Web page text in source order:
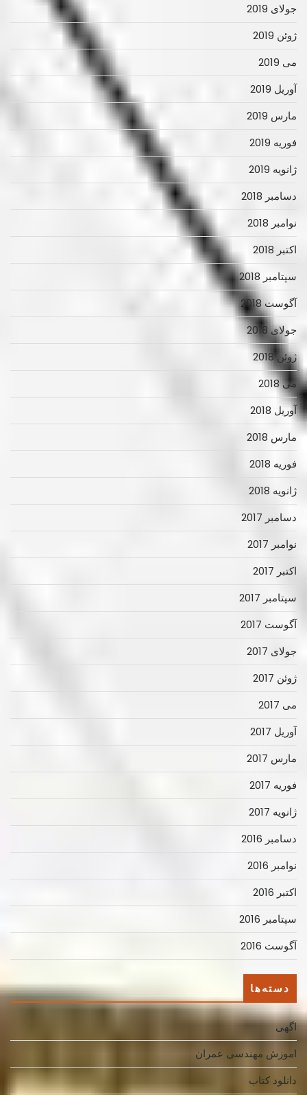
جولای 2019
ژوئن 2019
می 2019
آوریل 2019
مارس 2019
فوریه 2019
ژانویه 2019
دسامبر 2018
نوامبر 2018
اکتبر 2018
سپتامبر 2018
آگوست 2018
جولای 2018
ژوئن 2018
می 2018
آوریل 2018
مارس 2018
فوریه 2018
ژانویه 2018
دسامبر 2017
نوامبر 2017
اکتبر 2017
سپتامبر 2017
آگوست 2017
جولای 2017
ژوئن 2017
می 2017
آوریل 2017
مارس 2017
فوریه 2017
ژانویه 2017
دسامبر 2016
نوامبر 2016
اکتبر 2016
سپتامبر 2016
آگوست 2016
دسته‌ها
اگهی
اموزش مهندسی عمران
دانلود کتاب